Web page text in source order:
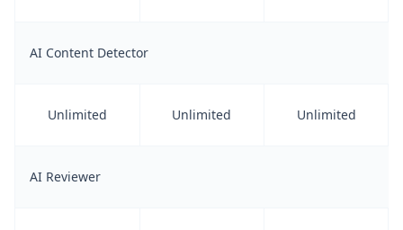
AI Content Detector
Unlimited Unlimited Unlimited
AI Reviewer